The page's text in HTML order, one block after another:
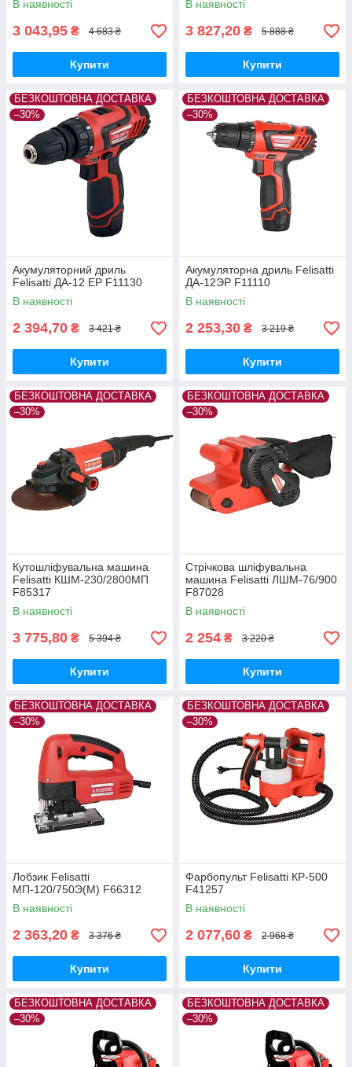
В наявності
3 043,95 ₴ 4 683 ₴
Купити
В наявності
3 827,20 ₴ 5 888 ₴
Купити
БЕЗКОШТОВНА ДОСТАВКА
–30%
Акумуляторний дриль
Felisatti ДА-12 ЕР F11130
В наявності
2 394,70 ₴ 3 421 ₴
Купити
БЕЗКОШТОВНА ДОСТАВКА
–30%
Акумуляторна дриль Felisatti
ДА-12ЭР F11110
В наявності
2 253,30 ₴ 3 219 ₴
Купити
БЕЗКОШТОВНА ДОСТАВКА
–30%
Кутошліфувальна машина
Felisatti КШМ-230/2800MП
F85317
В наявності
3 775,80 ₴ 5 394 ₴
Купити
БЕЗКОШТОВНА ДОСТАВКА
–30%
Стрічкова шліфувальна
машина Felisatti ЛШМ-76/900
F87028
В наявності
2 254 ₴ 3 220 ₴
Купити
БЕЗКОШТОВНА ДОСТАВКА
–30%
Лобзик Felisatti
МП-120/750Э(М) F66312
В наявності
2 363,20 ₴ 3 376 ₴
Купити
БЕЗКОШТОВНА ДОСТАВКА
–30%
Фарбопульт Felisatti КР-500
F41257
В наявності
2 077,60 ₴ 2 968 ₴
Купити
БЕЗКОШТОВНА ДОСТАВКА
–30%
БЕЗКОШТОВНА ДОСТАВКА
–30%